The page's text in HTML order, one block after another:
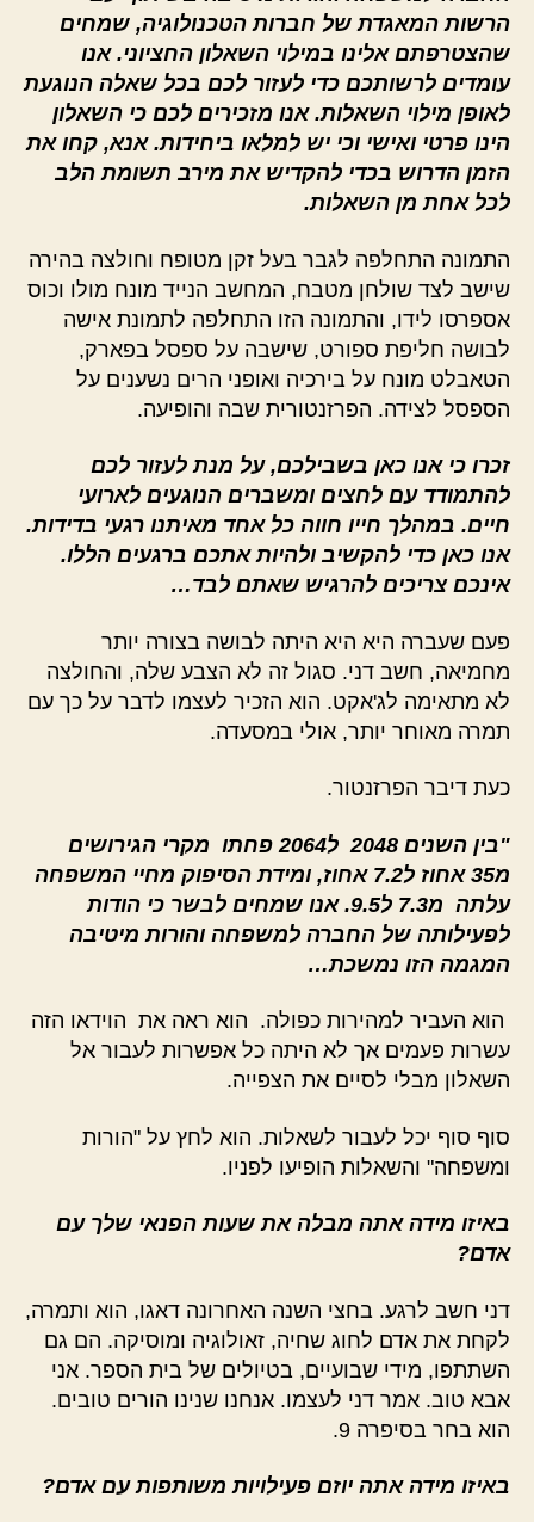
הרשות המאגדת של חברות הטכנולוגיה, שמחים
שהצטרפתם אלינו במילוי השאלון החציוני. אנו
עומדים לרשותכם כדי לעזור לכם בכל שאלה הנוגעת
לאופן מילוי השאלות. אנו מזכירים לכם כי השאלון
הינו פרטי ואישי וכי יש למלאו ביחידות. אנא, קחו את
הזמן הדרוש בכדי להקדיש את מירב תשומת הלב
לכל אחת מן השאלות.
התמונה התחלפה לגבר בעל זקן מטופח וחולצה בהירה
שישב לצד שולחן מטבח, המחשב הנייד מונח מולו וכוס
אספרסו לידו, והתמונה הזו התחלפה לתמונת אישה
לבושה חליפת ספורט, שישבה על ספסל בפארק,
הטאבלט מונח על בירכיה ואופני הרים נשענים על
הספסל לצידה. הפרזנטורית שבה והופיעה.
זכרו כי אנו כאן בשבילכם, על מנת לעזור לכם
להתמודד עם לחצים ומשברים הנוגעים לארועי
חיים. במהלך חייו חווה כל אחד מאיתנו רגעי בדידות.
אנו כאן כדי להקשיב ולהיות אתכם ברגעים הללו.
אינכם צריכים להרגיש שאתם לבד…
פעם שעברה היא היא היתה לבושה בצורה יותר
מחמיאה, חשב דני. סגול זה לא הצבע שלה, והחולצה
לא מתאימה לג'אקט. הוא הזכיר לעצמו לדבר על כך עם
תמרה מאוחר יותר, אולי במסעדה.
כעת דיבר הפרזנטור.
"בין השנים 2048 ל2064 פחתו מקרי הגירושים
מ35 אחוז ל7.2 אחוז, ומידת הסיפוק מחיי המשפחה
עלתה מ7.3 ל9.5. אנו שמחים לבשר כי הודות
לפעילותה של החברה למשפחה והורות מיטיבה
המגמה הזו נמשכת…
הוא העביר למהירות כפולה. הוא ראה את הוידאו הזה
עשרות פעמים אך לא היתה כל אפשרות לעבור אל
השאלון מבלי לסיים את הצפייה.
סוף סוף יכל לעבור לשאלות. הוא לחץ על "הורות
ומשפחה" והשאלות הופיעו לפניו.
באיזו מידה אתה מבלה את שעות הפנאי שלך עם
אדם?
דני חשב לרגע. בחצי השנה האחרונה דאגו, הוא ותמרה,
לקחת את אדם לחוג שחיה, זאולוגיה ומוסיקה. הם גם
השתתפו, מידי שבועיים, בטיולים של בית הספר. אני
אבא טוב. אמר דני לעצמו. אנחנו שנינו הורים טובים.
הוא בחר בסיפרה 9.
באיזו מידה אתה יוזם פעילויות משותפות עם אדם?